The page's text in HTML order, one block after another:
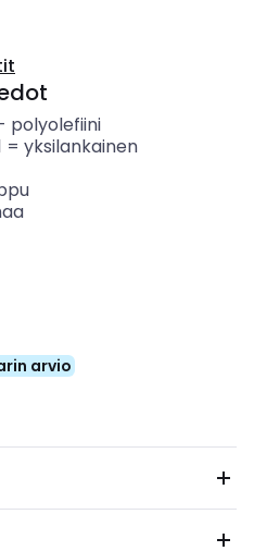
polyolefiini
= yksilankainen
arvio